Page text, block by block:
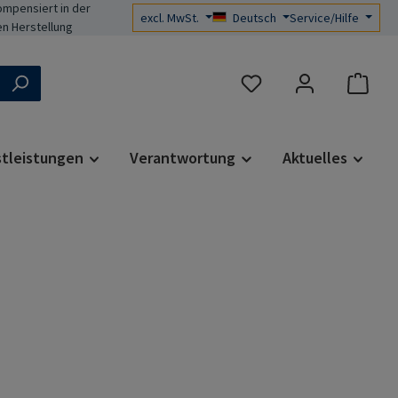
in der
Herstellung
excl. MwSt. Deutsch Service/Hilfe
Du hast 0 Produkte auf
Verantwortung Aktuelles